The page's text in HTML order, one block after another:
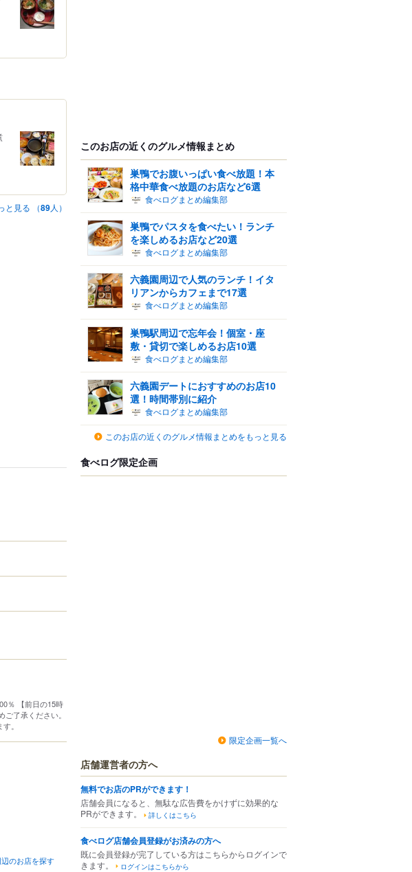
と見る （89人）
％ 【前日の15時
了承ください。
。
辺のお店を探す
このお店の近くのグルメ情報まとめ
巣鴨でお腹いっぱい食べ放題！本
格中華食べ放題のお店など6選
食べログまとめ編集部
巣鴨でパスタを食べたい！ランチ
を楽しめるお店など20選
食べログまとめ編集部
六義園周辺で人気のランチ！イタ
リアンからカフェまで17選
食べログまとめ編集部
巣鴨駅周辺で忘年会！個室・座
敷・貸切で楽しめるお店10選
食べログまとめ編集部
六義園デートにおすすめのお店10
選！時間帯別に紹介
食べログまとめ編集部
このお店の近くのグルメ情報まとめをもっと見る
食べログ限定企画
限定企画一覧へ
店舗運営者の方へ
無料でお店のPRができます！
店舗会員になると、無駄な広告費をかけずに効果的な
PRができます。
詳しくはこちら
食べログ店舗会員登録がお済みの方へ
既に会員登録が完了している方はこちらからログインで
きます。
ログインはこちらから